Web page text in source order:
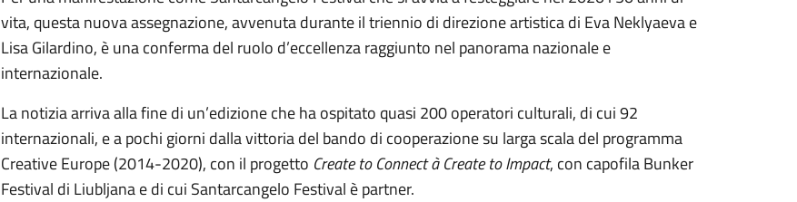
vita, questa nuova assegnazione, avvenuta durante il triennio di direzione artistica di Eva Neklyaeva e
Lisa Gilardino, è una conferma del ruolo d’eccellenza raggiunto nel panorama nazionale e
internazionale.
La notizia arriva alla fine di un’edizione che ha ospitato quasi 200 operatori culturali, di cui 92
internazionali, e a pochi giorni dalla vittoria del bando di cooperazione su larga scala del programma
Creative Europe (2014-2020), con il progetto Create to ConnectàCreate to Impact, con capofila Bunker
Festival di Liubljana e di cui Santarcangelo Festival è partner.